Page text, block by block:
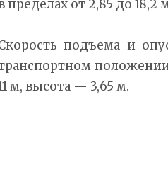
пределах от 2,85 до 18,2
подъема и
м, высота — 3,65 м.